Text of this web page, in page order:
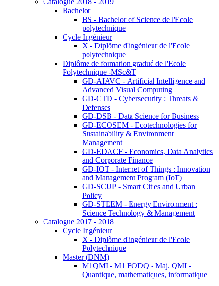
Catalogue 2018 - 2019
Bachelor
BS - Bachelor of Science de l'Ecole
polytechnique
Cycle Ingénieur
X - Diplôme d'ingénieur de l'Ecole
polytechnique
Diplôme de formation gradué de l'Ecole
Polytechnique -MSc&T
GD-AIAVC - Artificial Intelligence and
Advanced Visual Computing
GD-CTD - Cybersecurity : Threats &
Defenses
GD-DSB - Data Science for Business
GD-ECOSEM - Ecotechnologies for
Sustainability & Environment
Management
GD-EDACF - Economics, Data Analytics
and Corporate Finance
GD-IOT - Internet of Things : Innovation
and Management Program (IoT)
GD-SCUP - Smart Cities and Urban
Policy
GD-STEEM - Energy Environment :
Science Technology & Management
Catalogue 2017 - 2018
Cycle Ingénieur
X - Diplôme d'ingénieur de l'Ecole
Polytechnique
Master (DNM)
M1QMI - M1 FODQ - Maj. QMI -
Quantique, mathematiques, informatique